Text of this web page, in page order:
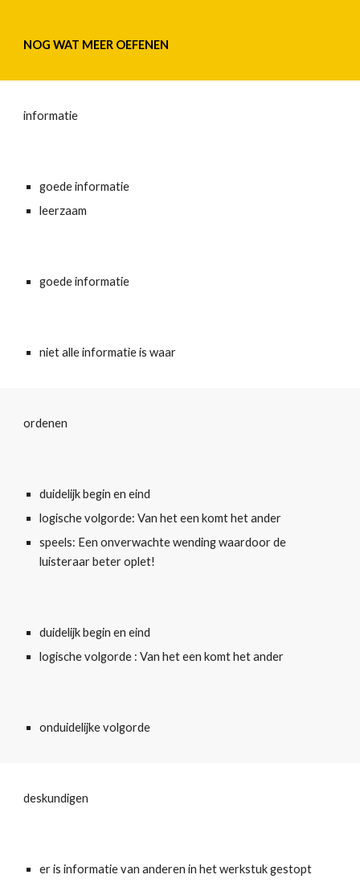
NOG WAT MEER OEFENEN
informatie
goede informatie
leerzaam
goede informatie
niet alle informatie is waar
ordenen
duidelijk begin en eind
logische volgorde: Van het een komt het ander
speels: Een onverwachte wending waardoor de
luisteraar beter oplet!
duidelijk begin en eind
logische volgorde : Van het een komt het ander
onduidelijke volgorde
deskundigen
er is informatie van anderen in het werkstuk gestopt